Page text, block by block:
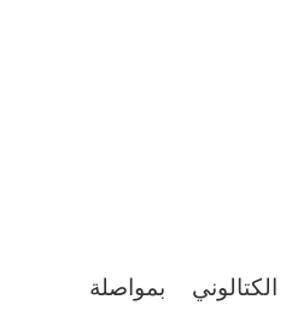
بمواصلة